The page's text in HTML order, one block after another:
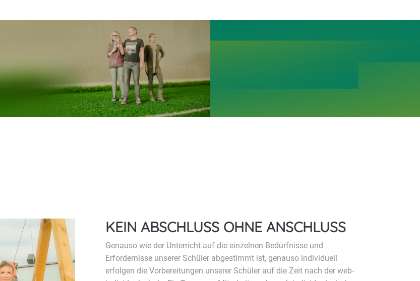
KEIN ABSCHLUSS OHNE ANSCHLUSS
Genauso wie der Unterricht auf die einzelnen Bedürfnisse und
Erfordernisse unserer Schüler abgestimmt ist, genauso individuell
erfolgen die Vorbereitungen unserer Schüler auf die Zeit nach der web-